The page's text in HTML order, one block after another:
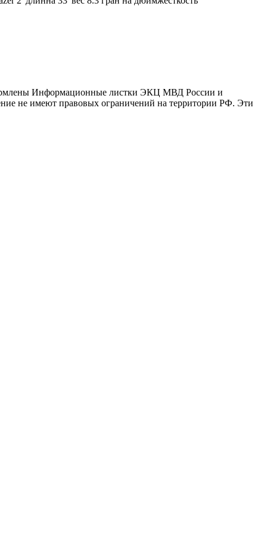
Информационные листки ЭКЦ МВД России и
не имеют правовых ограничений на территории РФ. Эти